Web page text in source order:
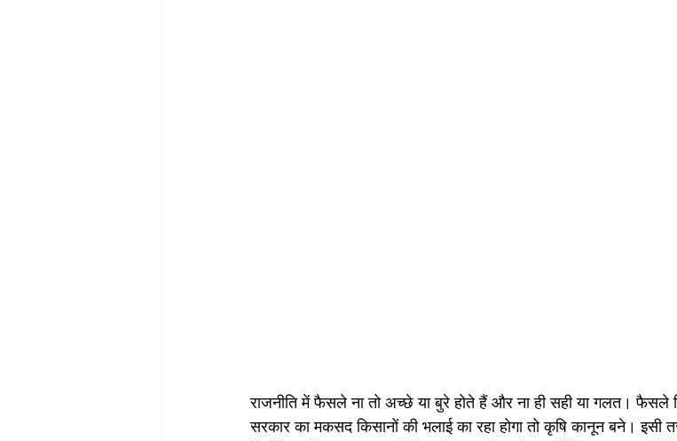
राजनीति में फैसले ना तो अच्छे या बुरे होते हैं और ना ही सही या गलत। फैसले
सरकार का मकसद किसानों की भलाई का रहा होगा तो कृषि कानून बने। इसी